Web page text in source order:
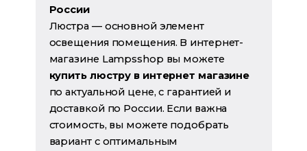
России
Люстра — основной элемент
освещения помещения. В интернет-
магазине Lampsshop вы можете
купить люстру в интернет магазине
по актуальной цене, с гарантией и
доставкой по России. Если важна
стоимость, вы можете подобрать
вариант с оптимальным